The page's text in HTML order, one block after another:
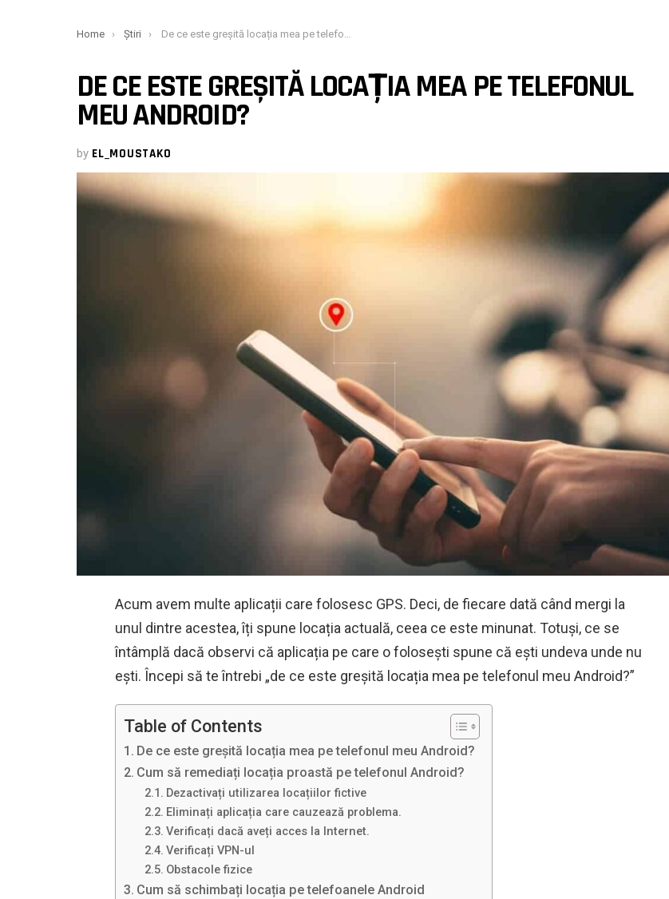
You are here:
Home Știri De ce este greșită locația mea pe telefonul meu Android?
DE CE ESTE GREȘITĂ LOCAȚIA MEA PE TELEFONUL
MEU ANDROID?
by EL_MOUSTAKO
Acum avem multe aplicații care folosesc GPS. Deci, de fiecare dată când mergi la
unul dintre acestea, îți spune locația actuală, ceea ce este minunat. Totuși, ce se
întâmplă dacă observi că aplicația pe care o folosești spune că ești undeva unde nu
ești. Începi să te întrebi „de ce este greșită locația mea pe telefonul meu Android?”
Table of Contents
De ce este greșită locația mea pe telefonul meu Android?
Cum să remediați locația proastă pe telefonul Android?
Dezactivați utilizarea locațiilor fictive
Eliminați aplicația care cauzează problema.
Verificați dacă aveți acces la Internet.
Verificați VPN-ul
Obstacole fizice
Cum să schimbați locația pe telefoanele Android